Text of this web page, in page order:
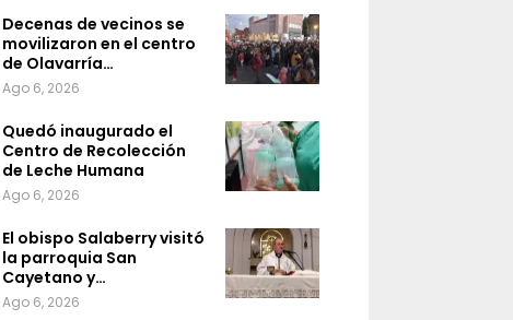
Decenas de vecinos se
movilizaron en el centro
de Olavarría…
Ago 6, 2026
Quedó inaugurado el
Centro de Recolección
de Leche Humana
Ago 6, 2026
El obispo Salaberry visitó
la parroquia San
Cayetano y…
Ago 6, 2026